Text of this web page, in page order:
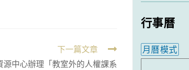
下一篇文章
源中心辦理「教室外的人權課系
行事曆
月曆模式